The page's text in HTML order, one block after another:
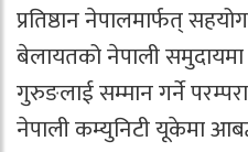
प्रतिष्ठान नेपालमार्फत्
बेलायतको नेपाली
गुरुङलाई सम्मान गर्ने
नेपाली कम्युनिटी यूकेमा